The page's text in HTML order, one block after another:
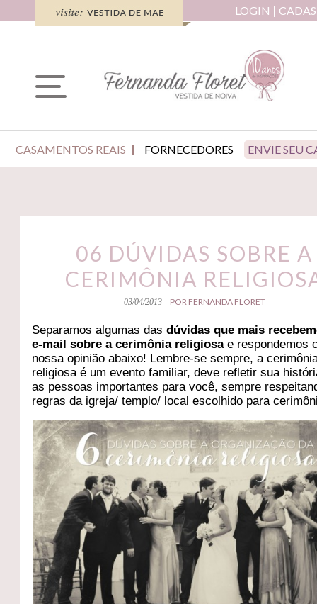
LOGIN
CASAMENTOS REAIS FORNECEDORES ENVIE SEU
06 DÚVIDAS SOBRE A
CERIMÔNIA
03/04/2013 - POR FERNANDA FLORET
Separamos algumas dasdúvidas que mais
e-mail sobre a cerimônia religiosae respondemos
nossa opinião abaixo! Lembre-se sempre, a
religiosa é um evento familiar, deve refletir sua
as pessoas importantes para você, sempre
regras da igreja/ templo/ local escolhido para